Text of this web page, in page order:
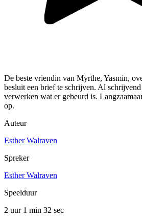
De beste vriendin van Myrthe, Yasmin,
besluit een brief te schrijven. Al
verwerken wat er gebeurd is.
op.
Auteur
Esther Walraven
Spreker
Esther Walraven
Speelduur
2 uur 1 min 32 sec